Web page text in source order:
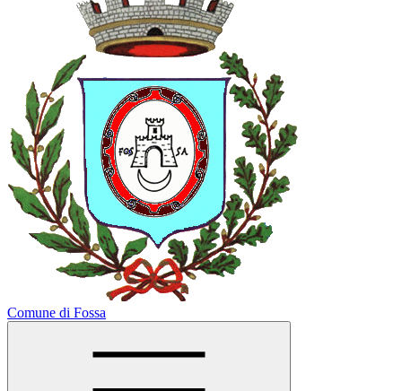
Comune di Fossa